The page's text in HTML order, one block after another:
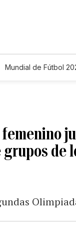
Mundial de Fútbol
de